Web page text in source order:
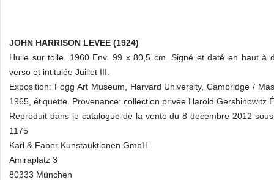
JOHN HARRISON LEVEE (1924)
Huile sur toile. 1960 Env. 99 x 80,5 cm. Signé et daté en haut à
verso et intitulée Juillet III.
Exposition: Fogg Art Museum, Harvard University, Cambridge /
1965, étiquette. Provenance: collection privée Harold Gershinowitz
Reproduit dans le catalogue de la vente du 8 decembre 2012
1175
Karl & Faber Kunstauktionen GmbH
Amiraplatz 3
80333 München